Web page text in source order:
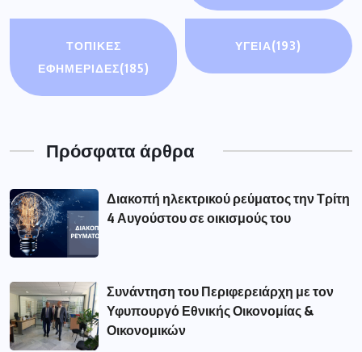
ΤΟΠΙΚΕΣ
ΕΦΗΜΕΡΙΔΕΣ(185)
ΥΓΕΙΑ(193)
Πρόσφατα άρθρα
Διακοπή ηλεκτρικού ρεύματος την Τρίτη
4 Αυγούστου σε οικισμούς του
Συνάντηση του Περιφερειάρχη με τον
Υφυπουργό Εθνικής Οικονομίας &
Οικονομικών